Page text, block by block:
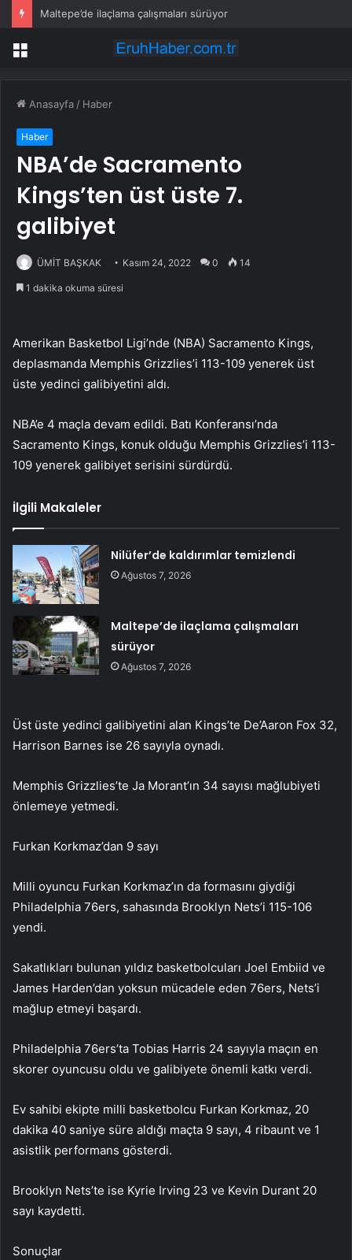
Maltepe’de ilaçlama çalışmaları sürüyor
Menü
Anasayfa / Haber
Haber
NBA’de Sacramento
Kings’ten üst üste 7.
galibiyet
ÜMİT BAŞKAK Kasım 24, 2022 0 14
1 dakika okuma süresi
Amerikan Basketbol Ligi’nde (NBA) Sacramento Kings,
deplasmanda Memphis Grizzlies’i 113-109 yenerek üst
üste yedinci galibiyetini aldı.
NBA’e 4 maçla devam edildi. Batı Konferansı’nda
Sacramento Kings, konuk olduğu Memphis Grizzlies’i 113-
109 yenerek galibiyet serisini sürdürdü.
İlgili Makaleler
Nilüfer’de kaldırımlar temizlendi
Ağustos 7, 2026
Maltepe’de ilaçlama çalışmaları
sürüyor
Ağustos 7, 2026
Üst üste yedinci galibiyetini alan Kings’te De’Aaron Fox 32,
Harrison Barnes ise 26 sayıyla oynadı.
Memphis Grizzlies’te Ja Morant’ın 34 sayısı mağlubiyeti
önlemeye yetmedi.
Furkan Korkmaz’dan 9 sayı
Milli oyuncu Furkan Korkmaz’ın da formasını giydiği
Philadelphia 76ers, sahasında Brooklyn Nets’i 115-106
yendi.
Sakatlıkları bulunan yıldız basketbolcuları Joel Embiid ve
James Harden’dan yoksun mücadele eden 76ers, Nets’i
mağlup etmeyi başardı.
Philadelphia 76ers’ta Tobias Harris 24 sayıyla maçın en
skorer oyuncusu oldu ve galibiyete önemli katkı verdi.
Ev sahibi ekipte milli basketbolcu Furkan Korkmaz, 20
dakika 40 saniye süre aldığı maçta 9 sayı, 4 ribaunt ve 1
asistlik performans gösterdi.
Brooklyn Nets’te ise Kyrie Irving 23 ve Kevin Durant 20
sayı kaydetti.
Sonuçlar